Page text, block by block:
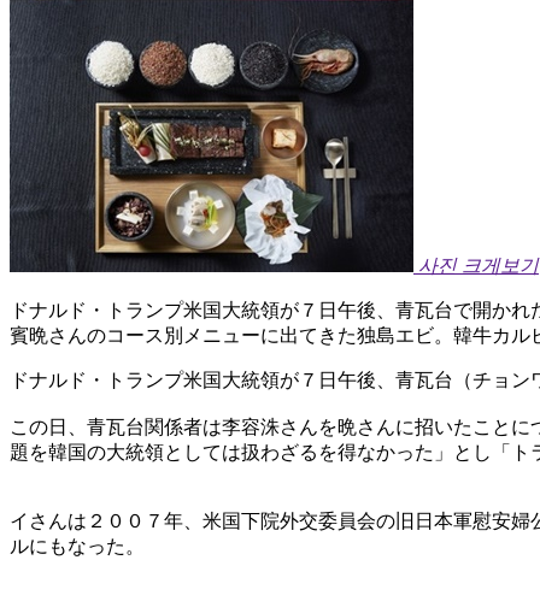
사진 크게보기
ドナルド・トランプ米国大統領が７日午後、青瓦台で開か
賓晩さんのコース別メニューに出てきた独島エビ。韓牛カ
ドナルド・トランプ米国大統領が７日午後、青瓦台（チョ
この日、青瓦台関係者は李容洙さんを晩さんに招いたこと
題を韓国の大統領としては扱わざるを得なかった」とし「
イさんは２００７年、米国下院外交委員会の旧日本軍慰安
ルにもなった。